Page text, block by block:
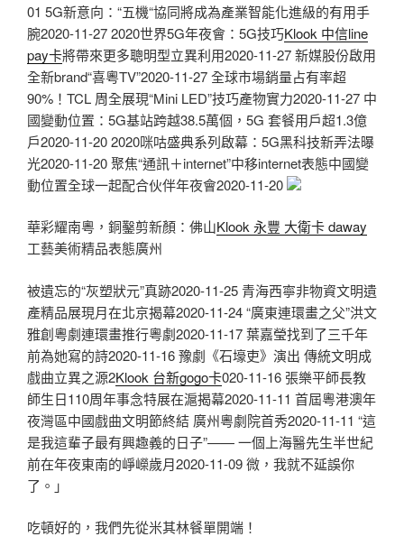
01 5G新意向：“五機“協同將成為產業智能化進級的有用手
腕2020-11-27 2020世界5G年夜會：5G技巧Klook 中信line
pay卡將帶來更多聰明型立異利用2020-11-27 新媒股份啟用
全新brand“喜粵TV”2020-11-27 全球市場銷量占有率超
90%！TCL 周全展現“Mini LED”技巧產物實力2020-11-27 中
國變動位置：5G基站跨越38.5萬個，5G 套餐用戶超1.3億
戶2020-11-20 2020咪咕盛典系列啟幕：5G黑科技新弄法曝
光2020-11-20 聚焦“通訊＋internet”中移internet表態中國變
動位置全球一起配合伙伴年夜會2020-11-20
華彩耀南粵，銅鑿剪新顏：佛山Klook 永豐 大衛卡 daway
工藝美術精品表態廣州
被遺忘的“灰塑狀元”真跡2020-11-25 青海西寧非物資文明遺
產精品展現月在北京揭幕2020-11-24 “廣東連環畫之父”洪文
雅創粵劇連環畫推行粵劇2020-11-17 葉嘉瑩找到了三千年
前為她寫的詩2020-11-16 豫劇《石壕吏》演出 傳統文明成
戲曲立異之源2Klook 台新gogo卡020-11-16 張樂平師長教
師生日110周年事念特展在滬揭幕2020-11-11 首屆粵港澳年
夜灣區中國戲曲文明節終結 廣州粵劇院首秀2020-11-11 “這
是我這輩子最有興趣義的日子”—— 一個上海醫先生半世紀
前在年夜東南的崢嶸歲月2020-11-09 微，我就不延誤你
了。」
吃頓好的，我們先從米其林餐單開端！